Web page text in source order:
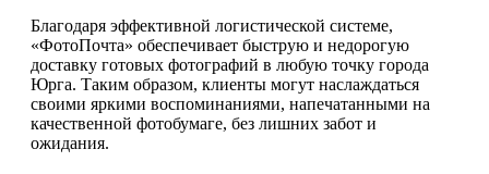
Благодаря эффективной логистической системе,
«ФотоПочта» обеспечивает быструю и недорогую
доставку готовых фотографий в любую точку города
Юрга. Таким образом, клиенты могут наслаждаться
своими яркими воспоминаниями, напечатанными на
качественной фотобумаге, без лишних забот и
ожидания.